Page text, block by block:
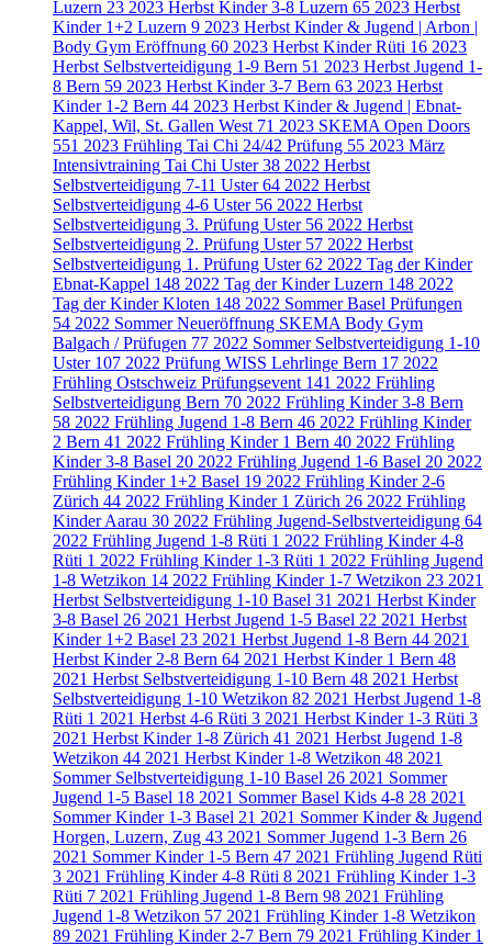
Luzern 23 2023 Herbst Kinder 3-8 Luzern 65 2023 Herbst
Kinder 1+2 Luzern 9 2023 Herbst Kinder & Jugend | Arbon |
Body Gym Eröffnung 60 2023 Herbst Kinder Rüti 16 2023
Herbst Selbstverteidigung 1-9 Bern 51 2023 Herbst Jugend 1-
8 Bern 59 2023 Herbst Kinder 3-7 Bern 63 2023 Herbst
Kinder 1-2 Bern 44 2023 Herbst Kinder & Jugend | Ebnat-
Kappel, Wil, St. Gallen West 71 2023 SKEMA Open Doors
551 2023 Frühling Tai Chi 24/42 Prüfung 55 2023 März
Intensivtraining Tai Chi Uster38 2022 Herbst
Selbstverteidigung 7-11 Uster64 2022 Herbst
Selbstverteidigung 4-6 Uster 56 2022 Herbst
Selbstverteidigung 3. Prüfung Uster 56 2022 Herbst
Selbstverteidigung 2. Prüfung Uster 57 2022 Herbst
Selbstverteidigung 1. Prüfung Uster62 2022 Tag der Kinder
Ebnat-Kappel 148 2022 Tag der Kinder Luzern 148 2022
Tag der Kinder Kloten 148 2022 Sommer Basel Prüfungen
54 2022 Sommer Neueröffnung SKEMA Body Gym
Balgach / Prüfugen 77 2022 Sommer Selbstverteidigung 1-10
Uster 107 2022 Prüfung WISS Lehrlinge Bern 17 2022
Frühling Ostschweiz Prüfungsevent 141 2022 Frühling
Selbstverteidigung Bern 70 2022 Frühling Kinder 3-8 Bern
58 2022 Frühling Jugend 1-8 Bern 46 2022 Frühling Kinder
2 Bern 41 2022 Frühling Kinder 1 Bern 40 2022 Frühling
Kinder 3-8 Basel 20 2022 Frühling Jugend 1-6 Basel 20 2022
Frühling Kinder 1+2 Basel 19 2022 Frühling Kinder 2-6
Zürich 44 2022 Frühling Kinder 1 Zürich 26 2022 Frühling
Kinder Aarau 30 2022 Frühling Jugend-Selbstverteidigung 64
2022 Frühling Jugend 1-8 Rüti 1 2022 Frühling Kinder 4-8
Rüti 1 2022 Frühling Kinder 1-3 Rüti 1 2022 Frühling Jugend
1-8 Wetzikon 14 2022 Frühling Kinder 1-7 Wetzikon 23 2021
Herbst Selbstverteidigung 1-10 Basel 31 2021 Herbst Kinder
3-8 Basel 26 2021 Herbst Jugend 1-5 Basel 22 2021 Herbst
Kinder 1+2 Basel 23 2021 Herbst Jugend 1-8 Bern 44 2021
Herbst Kinder 2-8 Bern 64 2021 Herbst Kinder 1 Bern 48
2021 Herbst Selbstverteidigung 1-10 Bern 48 2021 Herbst
Selbstverteidigung 1-10 Wetzikon 82 2021 Herbst Jugend 1-8
Rüti 1 2021 Herbst 4-6 Rüti 3 2021 Herbst Kinder 1-3 Rüti 3
2021 Herbst Kinder 1-8 Zürich 41 2021 Herbst Jugend 1-8
Wetzikon 44 2021 Herbst Kinder 1-8 Wetzikon 48 2021
Sommer Selbstverteidigung 1-10 Basel 26 2021 Sommer
Jugend 1-5 Basel 18 2021 Sommer Basel Kids 4-8 28 2021
Sommer Kinder 1-3 Basel 21 2021 Sommer Kinder & Jugend
Horgen, Luzern, Zug 43 2021 Sommer Jugend 1-3 Bern 26
2021 Sommer Kinder 1-5 Bern 47 2021 Frühling Jugend Rüti
3 2021 Frühling Kinder 4-8 Rüti 8 2021 Frühling Kinder 1-3
Rüti 7 2021 Frühling Jugend 1-8 Bern 98 2021 Frühling
Jugend 1-8 Wetzikon 57 2021 Frühling Kinder 1-8 Wetzikon
89 2021 Frühling Kinder 2-7 Bern 79 2021 Frühling Kinder 1